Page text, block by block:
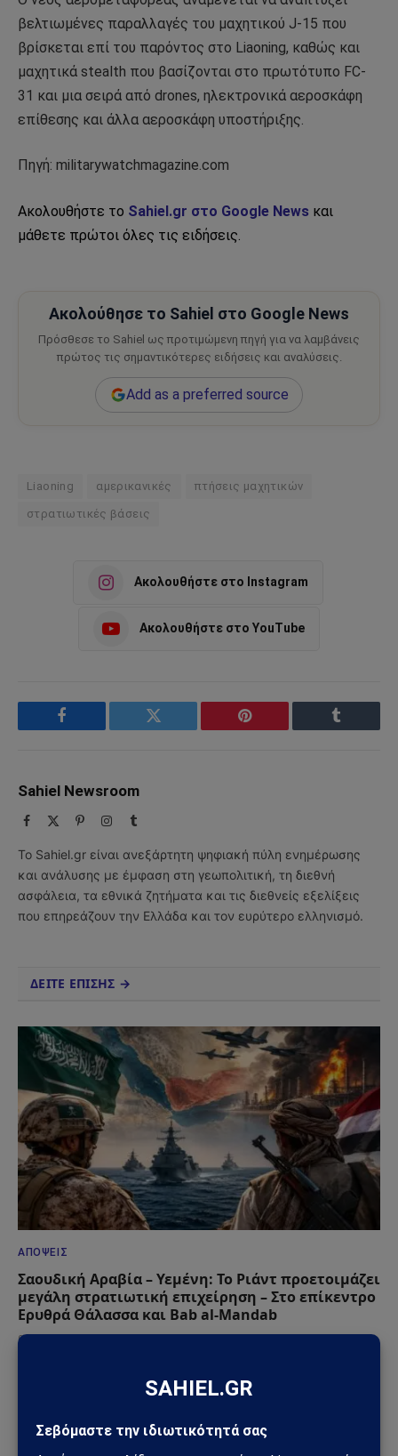
βελτιωμένες παραλλαγές του μαχητικού J-15 που
βρίσκεται επί του παρόντος στο Liaoning, καθώς και
μαχητικά stealth που βασίζονται στο πρωτότυπο FC-
31 και μια σειρά από drones, ηλεκτρονικά αεροσκάφη
επίθεσης και άλλα αεροσκάφη υποστήριξης.
Πηγή: militarywatchmagazine.com
Ακολουθήστε το Sahiel.gr στο Google News και
μάθετε πρώτοι όλες τις ειδήσεις.
Ακολούθησε το Sahiel στο Google News
Πρόσθεσε το Sahiel ως προτιμώμενη πηγή για να λαμβάνεις
πρώτος τις σημαντικότερες ειδήσεις και αναλύσεις.
Add as a preferred source
Liaoning αμερικανικές πτήσεις μαχητικών
στρατιωτικές βάσεις
Ακολουθήστε στο Instagram
Ακολουθήστε στο YouTube
Facebook Twitter Pinterest Tumblr
Sahiel Newsroom
Facebook PinterestInstagram
Tumblr
Το Sahiel.gr είναι ανεξάρτητη ψηφιακή πύλη ενημέρωσης
και ανάλυσης με έμφαση στη γεωπολιτική, τη διεθνή
ασφάλεια, τα εθνικά ζητήματα και τις διεθνείς εξελίξεις
που επηρεάζουν την Ελλάδα και τον ευρύτερο ελληνισμό.
ΔΕΙΤΕ ΕΠΙΣΗΣ →
ΑΠΌΨΕΙΣ
Σαουδική Αραβία – Υεμένη: Το Ριάντ προετοιμάζει
μεγάλη στρατιωτική επιχείρηση – Στο επίκεντρο
Ερυθρά Θάλασσα και Bab al-Mandab
02/08/2026